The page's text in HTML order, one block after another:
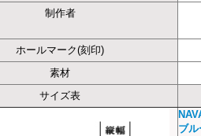
制作者
ホールマーク(刻印)
素材
サイズ表
ブ